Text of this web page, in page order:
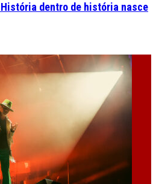
dentro de história nasce